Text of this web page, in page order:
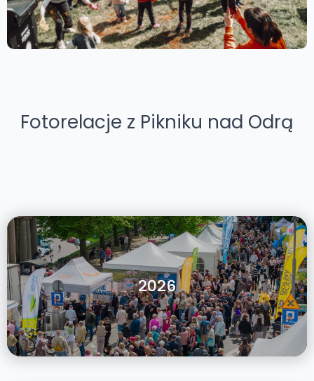
Fotorelacje z Pikniku nad Odrą
2026